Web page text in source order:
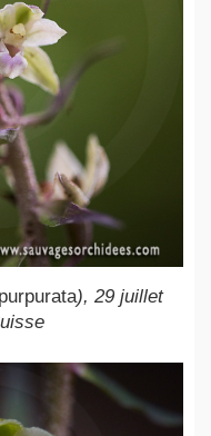
), 29 juillet